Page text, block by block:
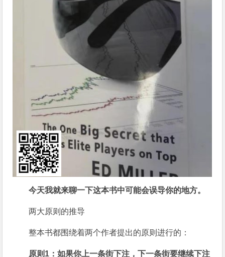
今天我就来聊一下这本书中可能会误导你的地方。
两大原则的推导
整本书都围绕着两个作者提出的原则进行的：
原则1：如果你上一条街下注，下一条街要继续下注